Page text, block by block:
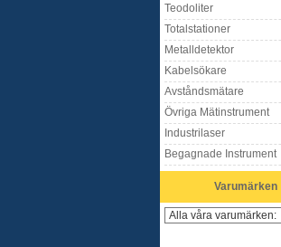
Teodoliter
Totalstationer
Metalldetektor
Kabelsökare
Avståndsmätare
Övriga Mätinstrument
Industrilaser
Begagnade Instrument
Varumärken